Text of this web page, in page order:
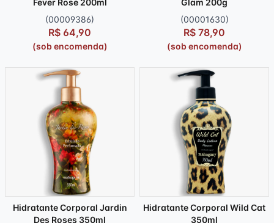
(00009386)
R$ 64,90
(sob encomenda)
(00001630)
R$ 78,90
(sob encomenda)
Hidratante Corporal Jardin
Des Roses 350ml
Hidratante Corporal Wild Cat
350ml